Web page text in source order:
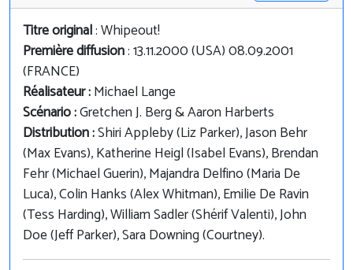
Titre original: Whipeout!
Première diffusion: 13.11.2000 (USA) 08.09.2001
(FRANCE)
Réalisateur :Michael Lange
Scénario :Gretchen J. Berg & Aaron Harberts
Distribution :Shiri Appleby (Liz Parker), Jason Behr
(Max Evans), Katherine Heigl (Isabel Evans), Brendan
Fehr (Michael Guerin), Majandra Delfino (Maria De
Luca), Colin Hanks (Alex Whitman), Emilie De Ravin
(Tess Harding), William Sadler (Shérif Valenti), John
Doe (Jeff Parker), Sara Downing (Courtney).